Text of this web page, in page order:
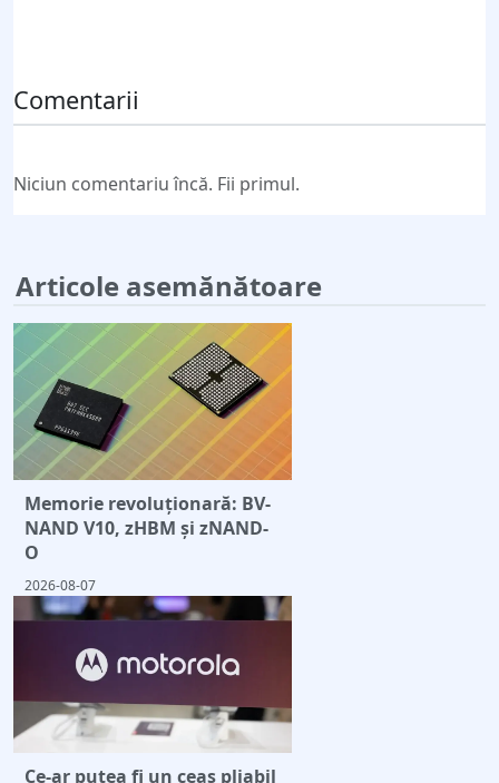
Comentarii
Niciun comentariu încă. Fii primul.
Articole asemănătoare
Memorie revoluționară: BV-
NAND V10, zHBM și zNAND-
O
2026-08-07
Ce-ar putea fi un ceas pliabil